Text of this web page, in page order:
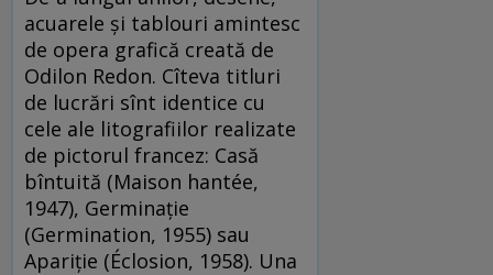
acuarele și tablouri amintesc
de opera grafică creată de
Odilon Redon. Cîteva titluri
de lucrări sînt identice cu
cele ale litografiilor realizate
de pictorul francez: Casă
bîntuită (Maison hantée,
1947), Germinație
(Germination, 1955) sau
Apariție (Éclosion, 1958). Una